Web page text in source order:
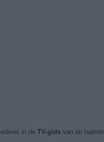
in de TV-gidsvan de laatste